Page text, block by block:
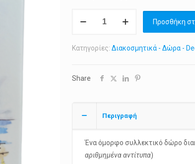
Γιαννακοπούλου
"seagull"
ποσότητα
Προσθήκη
Κατηγορίες: Διακοσμητικά - Δώρα -
Share
Περιγραφή
Ένα όμορφο συλλεκτικό δώρο
αριθμημένα αντίτυπα)